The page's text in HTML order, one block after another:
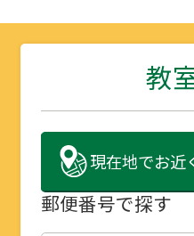
教
現在地でお近
郵便番号で探す